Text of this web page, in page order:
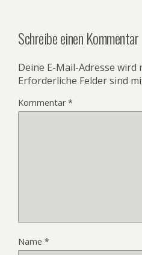
Schreibe einen Kommentar
Deine E-Mail-Adresse
Erforderliche Felder sind
Kommentar*
Name *